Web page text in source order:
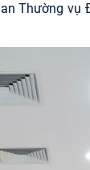
Thường